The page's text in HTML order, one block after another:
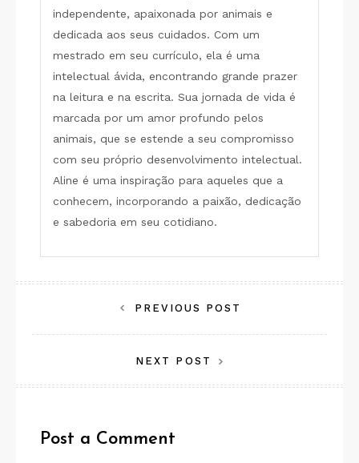
independente, apaixonada por animais e
dedicada aos seus cuidados. Com um
mestrado em seu currículo, ela é uma
intelectual ávida, encontrando grande prazer
na leitura e na escrita. Sua jornada de vida é
marcada por um amor profundo pelos
animais, que se estende a seu compromisso
com seu próprio desenvolvimento intelectual.
Aline é uma inspiração para aqueles que a
conhecem, incorporando a paixão, dedicação
e sabedoria em seu cotidiano.
Navegação
de
PREVIOUS POST
NEXT POST
Post a Comment